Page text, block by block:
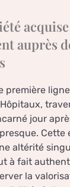
auprès
première
jour
Cette
altérité
à fait
la